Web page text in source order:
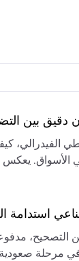
دقيق بين
الأسواق.
في الشرق
استدامة
التصحيح،
مرحلة